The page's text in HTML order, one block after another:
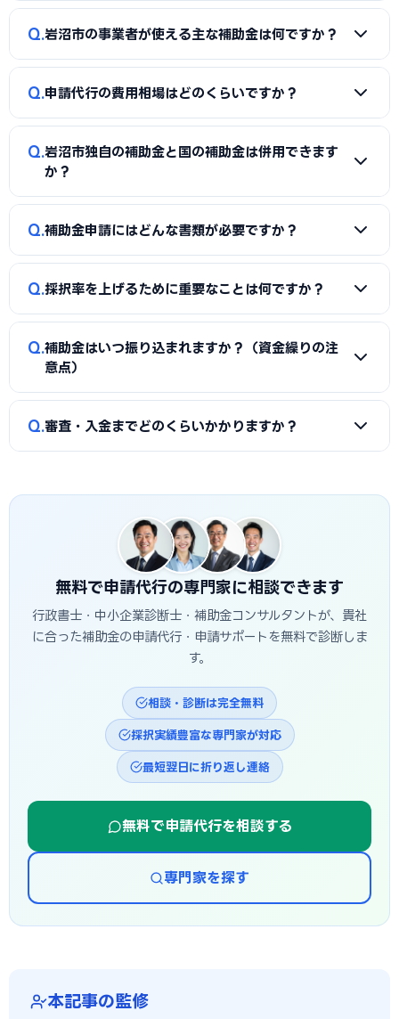
A
補助金は事業計画書の完成度で採択率が大きく変わりま
成、必要書類の整備、申請システム（電子申請）の操作、採
択後の実績報告まで一貫してサポートを受けられます。本業に
Q 岩沼市の事業者が使える主な補助金は何ですか？
A
国の「ものづくり補助金」「IT導入補助金」「小規模事
投資補助金」に加え、岩沼市独自の補助金・助成金が活用で
きます。詳しくは本記事の「岩沼市独自の補助金制度」「国
の主要補助金」の各セクションをご覧ください。
Q 申請代行の費用相場はどのくらいですか？
A
一般的に「着手金（無料〜数万円）＋成功報酬（採択額
の10〜15%程度）」の体系が多く、完全成功報酬型の事務所
約前に見積もりと報酬条件を必ず確認しましょう。当サイト
では岩沼市に対応した実績豊富な専門家を無料でご紹介して
Q 岩沼市独自の補助金と国の補助金は併用できます
か？
A
同一経費への重複申請はできませんが、対象経費を「設備
金）」のように分けることで、異なる経費項目について両方
を活用できるケースがあります。経費按分の計画は事前に専門
Q 補助金申請にはどんな書類が必要ですか？
A
一般的に、事業計画書、見積書、決算書（直近2期分）、
類（賃上げ表明・事業継続力強化計画の認定等）も求められ
ます。申請代行ではこれらの書類整備と不備チェックを代行
し、差し戻しによる遅延を防ぎます。
Q 採択率を上げるために重要なことは何ですか？
A
①公募要領の加点項目を漏れなく満たすこと、②課題・解
決策・効果を定量的（数値）で示すこと、③事業の革新性と
市の地域特性や自社の強みを盛り込んだ計画書ほど高く評価
されます。申請代行はこの作り込みを専門的に支援します。
Q 補助金はいつ振り込まれますか？（資金繰りの注
意点）
A
補助金は原則「後払い（精算払い）」です。採択後にいっ
Q 審査・入金までどのくらいかかりますか？
決定・事業実施・実績報告を経て入金されるため、申請から
入金まで半年〜1年程度かかるのが一般的です。岩沼市独自の
補助金は予算上限に達し次第終了する場合があるため、早め
の相談・申請が有利です。
無料で申請代行の専門家に相談できます
行政書士・中小企業診断士・補助金コンサルタントが、貴社
に合った補助金の申請代行・申請サポートを無料で診断しま
す。
相談・診断は完全無料
採択実績豊富な専門家が対応
最短翌日に折り返し連絡
無料で申請代行を相談する
専門家を探す
本記事の監修